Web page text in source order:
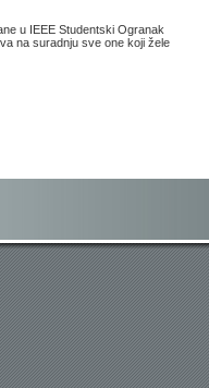
u IEEE Studentski Ogranak
na suradnju sve one koji žele